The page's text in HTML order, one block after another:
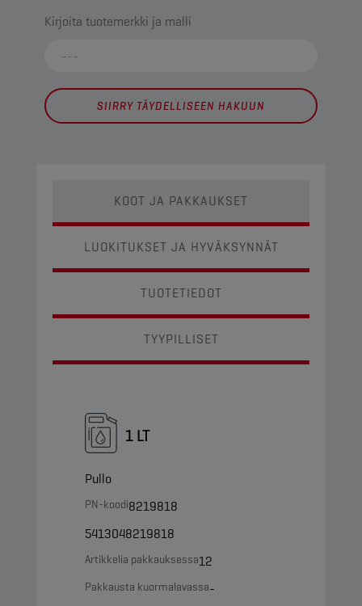
Kirjoita tuotemerkki ja malli
SIIRRY TÄYDELLISEEN HAKUUN
KOOT JA PAKKAUKSET
LUOKITUKSET JA HYVÄKSYNNÄT
TUOTETIEDOT
TYYPILLISET
1 LT
Pullo
PN-koodi8219818
5413048219818
Artikkelia pakkauksessa12
Pakkausta kuormalavassa-